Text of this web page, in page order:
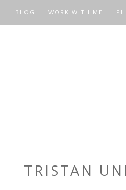
BLOG WORK WITH ME
TRISTAN